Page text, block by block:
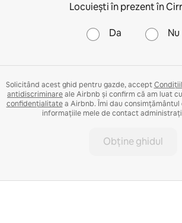
Locuiești în prezent în
Da Nu
Solicitând acest ghid pentru gazde, accept
antidiscriminareale Airbnb și confirm că am luat
confidențialitatea Airbnb. Îmi dau consimțământul
informațiile mele de contact
Obține ghidul